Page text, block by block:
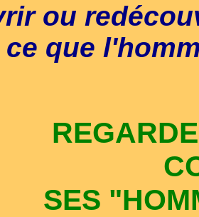
ou
ce que
SES